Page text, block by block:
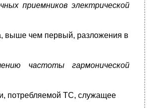
приемников электрической
выше чем первый, разложения в
частоты гармонической
потребляемой ТС, служащее